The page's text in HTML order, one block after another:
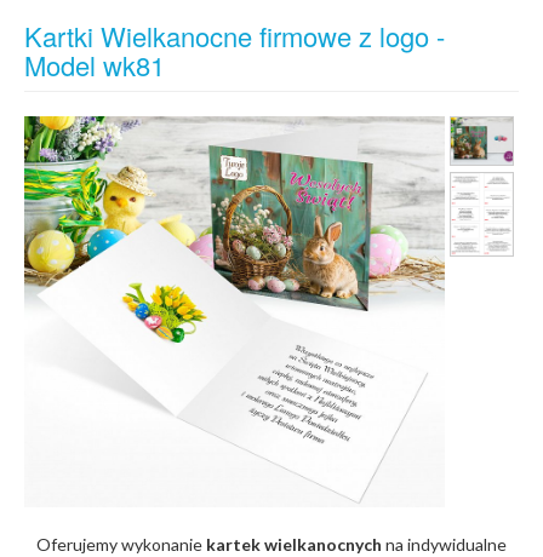
Kartki Wielkanocne firmowe z logo -
Model wk81
Oferujemy wykonanie kartek wielkanocnych na indywidualne